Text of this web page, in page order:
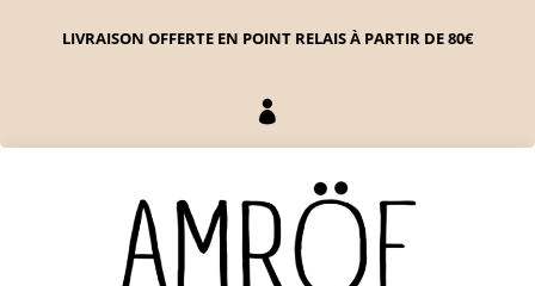
LIVRAISON OFFERTE EN POINT RELAIS À PARTIR DE 80€
